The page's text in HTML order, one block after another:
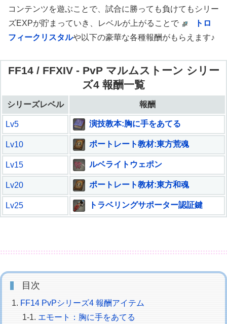
コンテンツを遊ぶことで、試合に勝っても負けてもシリー
ズEXPが貯まっていき、レベルが上がることで
トロ
フィークリスタルや以下の豪華な各種報酬がもらえます♪
FF14 / FFXIV - PvP マルムストーン シリー
ズ4 報酬一覧
シリーズレベル 報酬
Lv5 演技教本:胸に手をあてる
Lv10 ポートレート教材:東方荒魂
Lv15 ルベライトウェポン
Lv20 ポートレート教材:東方和魂
Lv25 トラベリングサポーター認証鍵
目次
FF14 PvPシリーズ4 報酬アイテム
エモート：胸に手をあてる